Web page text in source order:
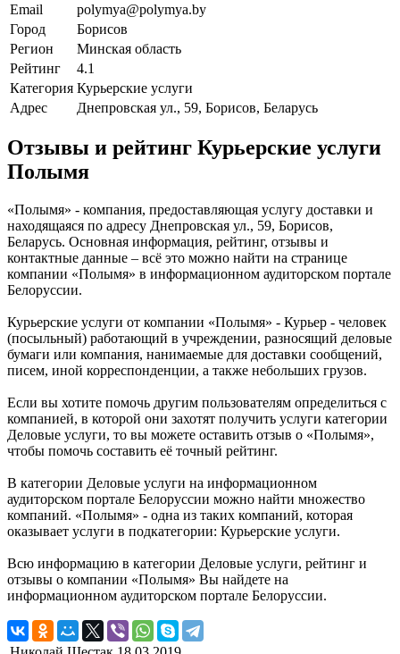
Email
polymya@polymya.by
Город
Борисов
Регион
Минская область
Рейтинг
4.1
Категория Курьерские услуги
Адрес
Днепровская ул., 59, Борисов, Беларусь
Отзывы и рейтинг Курьерские услуги
Полымя
«Полымя» - компания, предоставляющая услугу доставки и
находящаяся по адресу Днепровская ул., 59, Борисов,
Беларусь. Основная информация, рейтинг, отзывы и
контактные данные – всё это можно найти на странице
компании «Полымя» в информационном аудиторском портале
Белоруссии.
Курьерские услуги от компании «Полымя» - Курьер - человек
(посыльный) работающий в учреждении, разносящий деловые
бумаги или компания, нанимаемые для доставки сообщений,
писем, иной корреспонденции, а также небольших грузов.
Если вы хотите помочь другим пользователям определиться с
компанией, в которой они захотят получить услуги категории
Деловые услуги, то вы можете оставить отзыв о «Полымя»,
чтобы помочь составить её точный рейтинг.
В категории Деловые услуги на информационном
аудиторском портале Белоруссии можно найти множество
компаний. «Полымя» - одна из таких компаний, которая
оказывает услуги в подкатегории: Курьерские услуги.
Всю информацию в категории Деловые услуги, рейтинг и
отзывы о компании «Полымя» Вы найдете на
информационном аудиторском портале Белоруссии.